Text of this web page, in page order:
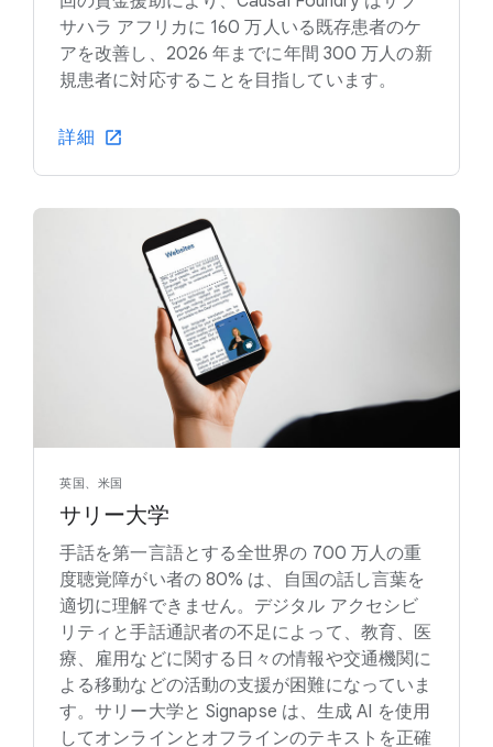
サハラ アフリカに 160 万人いる既存患者のケ
アを改善し、2026 年までに年間 300 万人の新
規患者に対応することを目指しています。
詳細
英国、米国
サリー大学
手話を第一言語とする全世界の 700 万人の重
度聴覚障がい者の 80% は、自国の話し言葉を
適切に理解できません。デジタル アクセシビ
リティと手話通訳者の不足によって、教育、医
療、雇用などに関する日々の情報や交通機関に
よる移動などの活動の支援が困難になっていま
す。サリー大学と Signapse は、生成 AI を使用
してオンラインとオフラインのテキストを正確